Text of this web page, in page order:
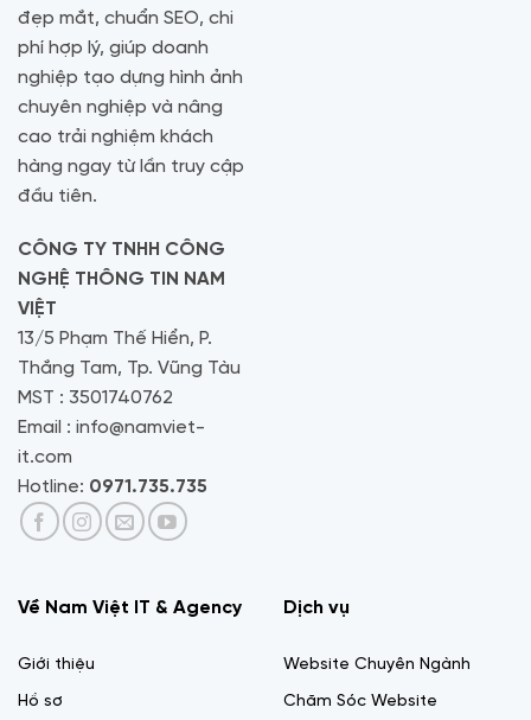
đẹp mắt, chuẩn SEO, chi
phí hợp lý, giúp doanh
nghiệp tạo dựng hình ảnh
chuyên nghiệp và nâng
cao trải nghiệm khách
hàng ngay từ lần truy cập
đầu tiên.
CÔNG TY TNHH CÔNG
NGHỆ THÔNG TIN NAM
VIỆT
13/5 Phạm Thế Hiển, P.
Thắng Tam, Tp. Vũng Tàu
MST : 3501740762
Email : info@namviet-
it.com
Hotline: 0971.735.735
Về Nam Việt IT & Agency
Giới thiệu
Hồ sơ
Dịch vụ
Website Chuyên Ngành
Chăm Sóc Website